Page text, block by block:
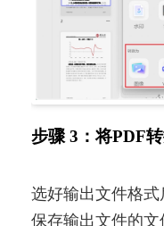
步骤 3：将PDF
选好输出文件格式
保存输出文件的